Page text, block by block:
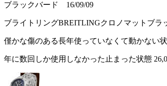
ブラックバード 16/09/09
ブライトリングBREITLINGクロノマットブラ
僅かな傷のある長年使っていなくて動かない
年に数回しか使用しなかった止まった状態